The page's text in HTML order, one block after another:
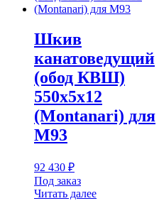
Шкив
канатоведущий
(обод КВШ)
550х5х12
(Montanari) для
M93
92 430 ₽
Под заказ
Читать далее